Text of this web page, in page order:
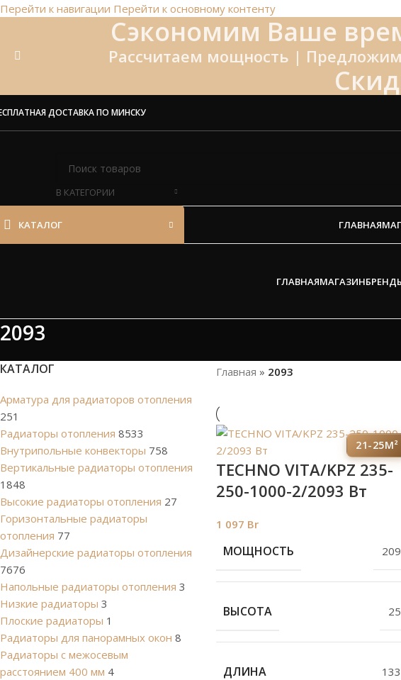
Перейти к навигации Перейти к основному контенту
Сэкономим Ваше
Рассчитаем мощность |
ДОСТАВКА ПО МИНСКУ
В КАТЕГОРИИ
КАТАЛОГ ГЛАВНАЯ
ГЛАВНАЯМАГАЗИН
2093
КАТАЛОГ
Арматура для радиаторов отопления
251
Радиаторы отопления 8533
Внутрипольные конвекторы 758
Вертикальные радиаторы отопления
1848
Высокие радиаторы отопления 27
Горизонтальные радиаторы
отопления 77
Дизайнерские радиаторы отопления
7676
Напольные радиаторы отопления 3
Низкие радиаторы 3
Плоские радиаторы 1
Радиаторы для панорамных окон 8
Радиаторы с межосевым
расстоянием 400 мм 4
Главная » 2093
21-25М²
TECHNO VITA/KPZ 235-
250-1000-2/2093 Вт
1 097 Br
МОЩНОСТЬ
ВЫСОТА
ДЛИНА